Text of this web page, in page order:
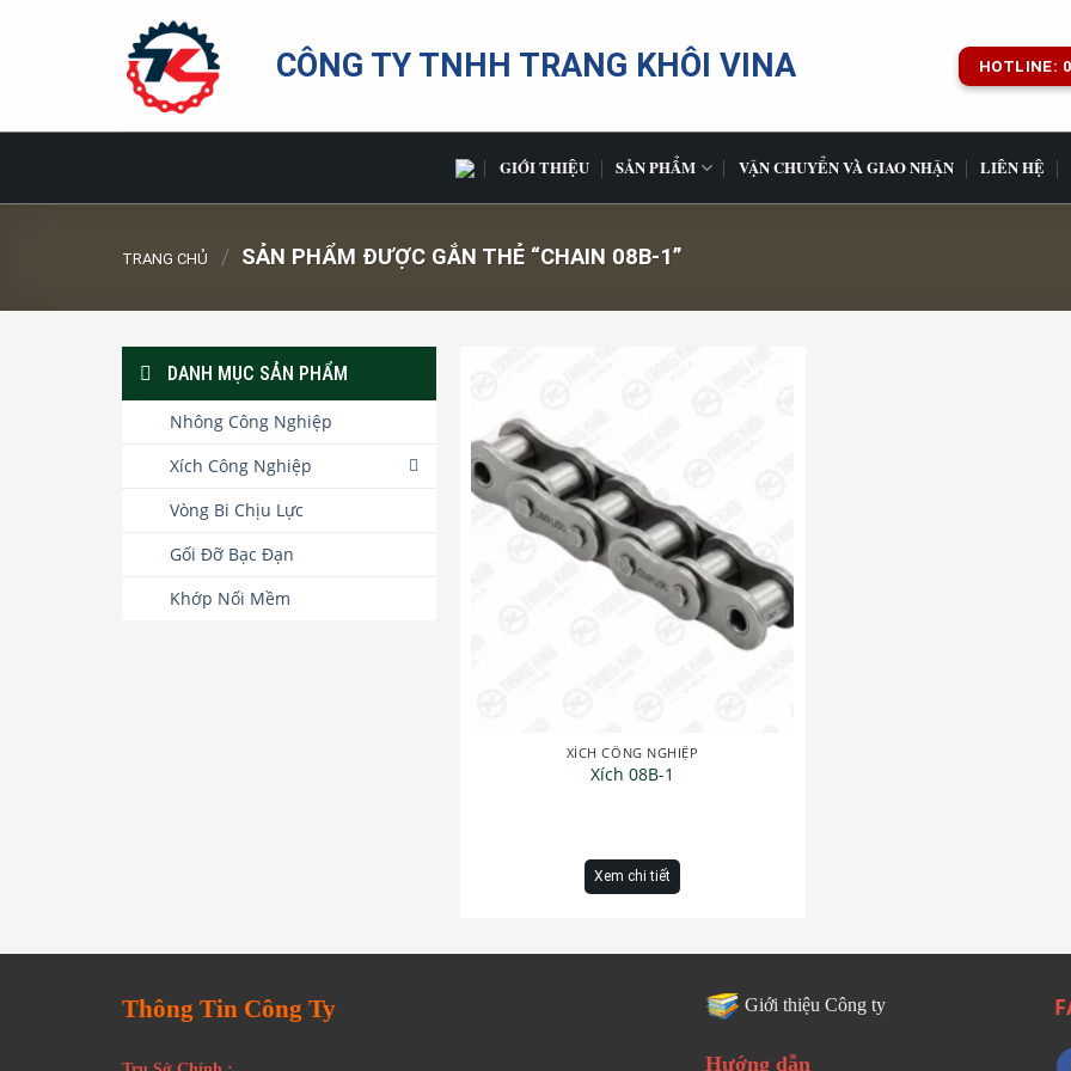
CÔNG TY TNHH TRANG KHÔI VINA HOTLINE:
GIỚI THIỆU SẢN PHẨM VẬN CHUYỂN VÀ GIAO NHẬN LIÊN HỆ
TRANG CHỦ / SẢN PHẨM ĐƯỢC GẮN THẺ “CHAIN 08B-1”
DANH MỤC SẢN PHẨM
Nhông Công Nghiệp
Xích Công Nghiệp
Vòng Bi Chịu Lực
Gối Đỡ Bạc Đạn
Khớp Nối Mềm
XÍCH CÔNG NGHIỆP
Xích 08B-1
Xem chi tiết
Thông Tin Công Ty Giới thiệu Công ty
Hướng dẫn